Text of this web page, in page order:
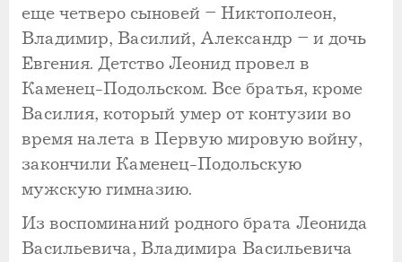
еще четверо сыновей – Никтополеон,
Владимир, Василий, Александр – и дочь
Евгения. Детство Леонид провел в
Каменец-Подольском. Все братья, кроме
Василия, который умер от контузии во
время налета в Первую мировую войну,
закончили Каменец-Подольскую
мужскую гимназию.
Из воспоминаний родного брата Леонида
Васильевича, Владимира Васильевича